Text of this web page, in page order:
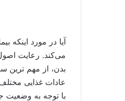
آیا در مورد اینکه
می‌کند. رعایت
عادات غذایی
با توجه به وضعیت